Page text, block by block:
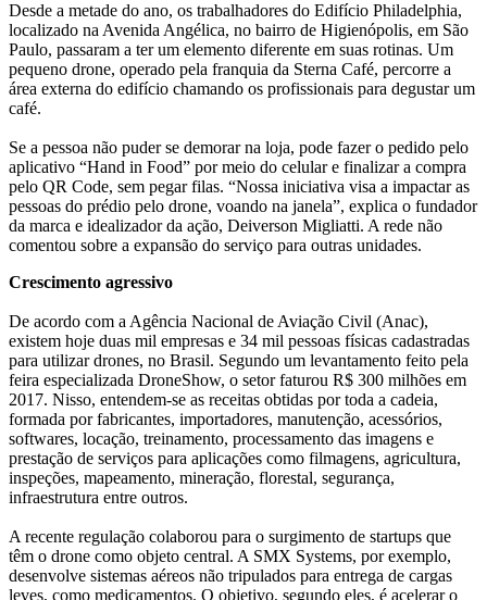
Desde a metade do ano, os trabalhadores do Edifício Philadelphia,
localizado na Avenida Angélica, no bairro de Higienópolis, em São
Paulo, passaram a ter um elemento diferente em suas rotinas. Um
pequeno drone, operado pela franquia da Sterna Café, percorre a
área externa do edifício chamando os profissionais para degustar um
café.
Se a pessoa não puder se demorar na loja, pode fazer o pedido pelo
aplicativo “Hand in Food” por meio do celular e finalizar a compra
pelo QR Code, sem pegar filas. “Nossa iniciativa visa a impactar as
pessoas do prédio pelo drone, voando na janela”, explica o fundador
da marca e idealizador da ação, Deiverson Migliatti. A rede não
comentou sobre a expansão do serviço para outras unidades.
Crescimento agressivo
De acordo com a Agência Nacional de Aviação Civil (Anac),
existem hoje duas mil empresas e 34 mil pessoas físicas cadastradas
para utilizar drones, no Brasil. Segundo um levantamento feito pela
feira especializada DroneShow, o setor faturou R$ 300 milhões em
2017. Nisso, entendem-se as receitas obtidas por toda a cadeia,
formada por fabricantes, importadores, manutenção, acessórios,
softwares, locação, treinamento, processamento das imagens e
prestação de serviços para aplicações como filmagens, agricultura,
inspeções, mapeamento, mineração, florestal, segurança,
infraestrutura entre outros.
A recente regulação colaborou para o surgimento de startups que
têm o drone como objeto central. A SMX Systems, por exemplo,
desenvolve sistemas aéreos não tripulados para entrega de cargas
leves, como medicamentos. O objetivo, segundo eles, é acelerar o